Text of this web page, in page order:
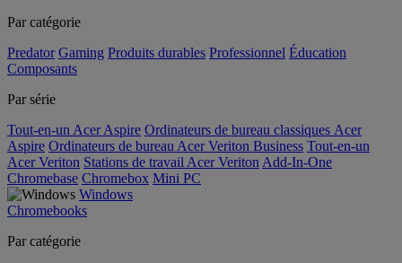
Par catégorie
Predator Gaming Produits durables Professionnel Éducation
Composants
Par série
Tout-en-un Acer Aspire Ordinateurs de bureau classiques Acer
Aspire Ordinateurs de bureau Acer Veriton Business Tout-en-un
Acer Veriton Stations de travail Acer Veriton Add-In-One
Chromebase Chromebox Mini PC
Windows
Chromebooks
Par catégorie